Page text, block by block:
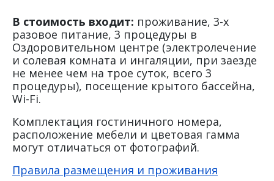
В стоимость входит: проживание, 3-х
разовое питание, 3 процедуры в
Оздоровительном центре (электролечение
и солевая комната и ингаляции, при заезде
не менее чем на трое суток, всего 3
процедуры), посещение крытого бассейна,
Wi-Fi.
Комплектация гостиничного номера,
расположение мебели и цветовая гамма
могут отличаться от фотографий.
Правила размещения и проживания